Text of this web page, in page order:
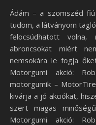
Ádám – a szomszéd
tudom, a látványom
felocsúdhatott
abroncsokat miért
nemsokára le fogja
Motorgumi akció:
motorgumik –
kivárja a jó akciókat,
szert magas
Motorgumi akció: